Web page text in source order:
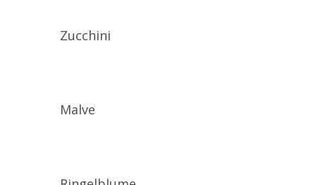
Zucchini
Malve